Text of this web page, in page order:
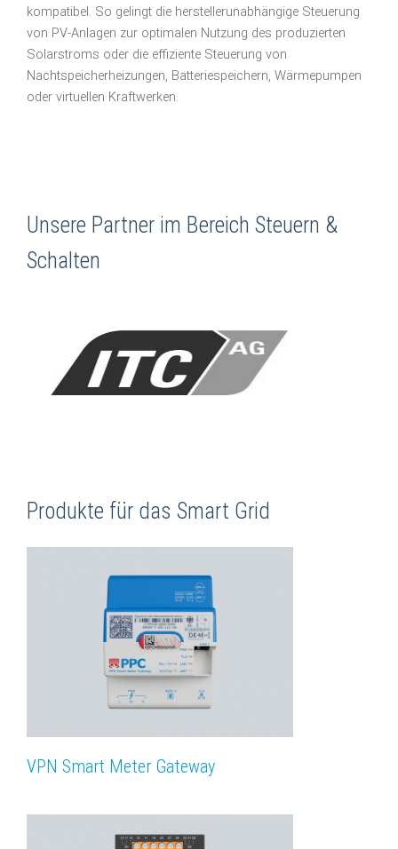
kompatibel. So gelingt die herstellerunabhängige Steuerung
von PV-Anlagen zur optimalen Nutzung des produzierten
Solarstroms oder die effiziente Steuerung von
Nachtspeicherheizungen, Batteriespeichern, Wärmepumpen
oder virtuellen Kraftwerken.
Unsere Partner im Bereich Steuern &
Schalten
Produkte für das Smart Grid
VPN Smart Meter Gateway